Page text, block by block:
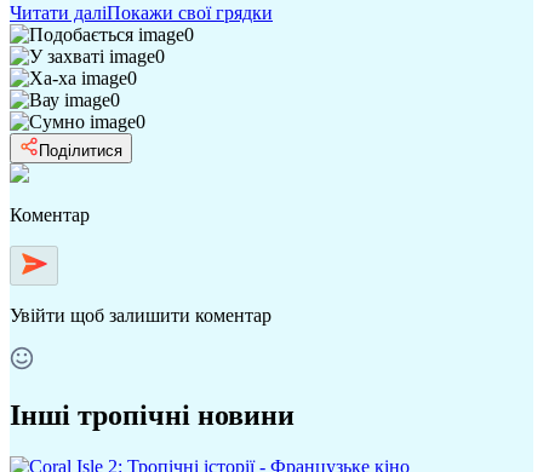
Читати даліПокажи свої грядки
0
0
0
0
0
Поділитися
Коментар
Увійти щоб залишити коментар
Інші тропічні новини